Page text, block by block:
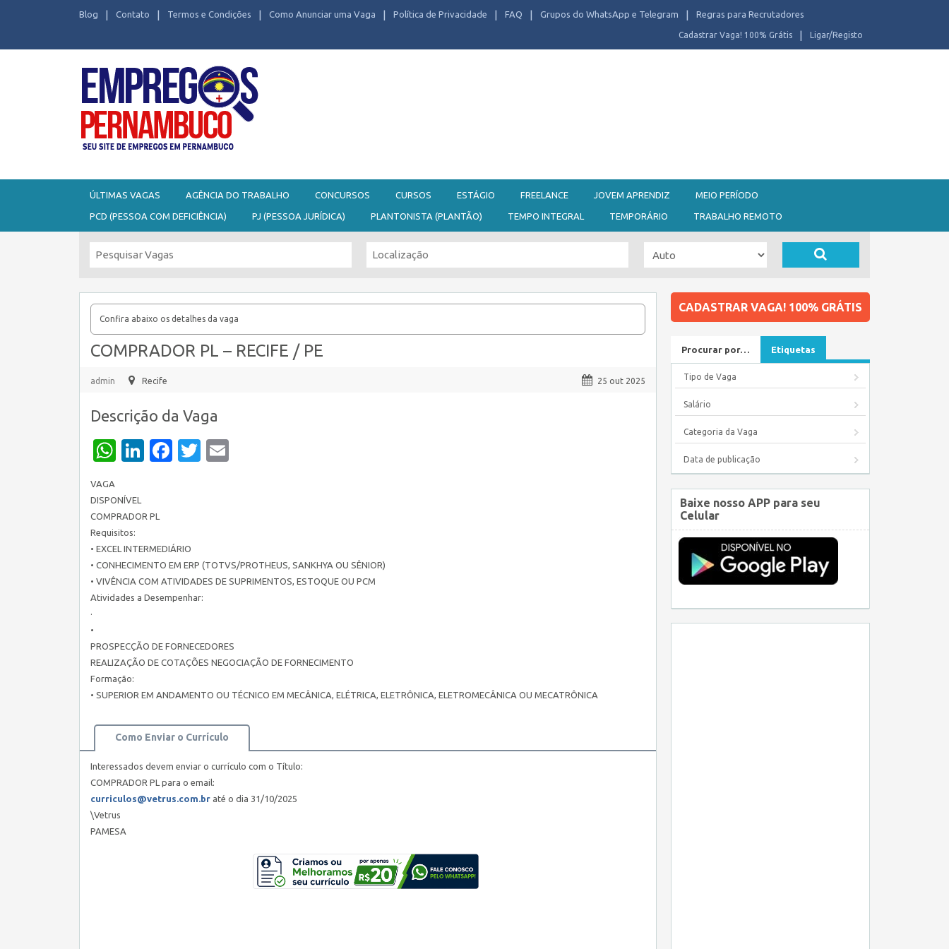
Blog Contato Termos e Condições Como Anunciar uma Vaga Política de Privacidade FAQ Grupos do WhatsApp e Telegram Regras para Recrutadores
Ligar/Registo
Cadastrar Vaga! 100% Grátis
ÚLTIMAS VAGAS AGÊNCIA DO TRABALHO CONCURSOS CURSOS ESTÁGIO FREELANCE JOVEM APRENDIZ MEIO PERÍODO
PCD (PESSOA COM DEFICIÊNCIA) PJ (PESSOA JURÍDICA) PLANTONISTA (PLANTÃO) TEMPO INTEGRAL TEMPORÁRIO TRABALHO REMOTO
Confira abaixo os detalhes da vaga
COMPRADOR PL – RECIFE / PE
admin Recife 25 out 2025
Descrição da Vaga
WhatsApp
LinkedIn
Facebook
Twitter
VAGA
DISPONÍVEL
COMPRADOR PL
Requisitos:
• EXCEL INTERMEDIÁRIO
• CONHECIMENTO EM ERP (TOTVS/PROTHEUS, SANKHYA OU SÊNIOR)
• VIVÊNCIA COM ATIVIDADES DE SUPRIMENTOS, ESTOQUE OU PCM
Atividades a Desempenhar:
·
•
PROSPECÇÃO DE FORNECEDORES
REALIZAÇÃO DE COTAÇÕES NEGOCIAÇÃO DE FORNECIMENTO
Formação:
• SUPERIOR EM ANDAMENTO OU TÉCNICO EM MECÂNICA, ELÉTRICA, ELETRÔNICA, ELETROMECÂNICA OU MECATRÔNICA
Como Enviar o Currículo
Interessados devem enviar o currículo com o Título:
COMPRADOR PL para o email:
curriculos@vetrus.com.br até o dia 31/10/2025
\Vetrus
PAMESA
CADASTRAR VAGA! 100% GRÁTIS
Procurar por… Etiquetas
Tipo de Vaga
Salário
Categoria da Vaga
Data de publicação
Baixe nosso APP para seu
Celular